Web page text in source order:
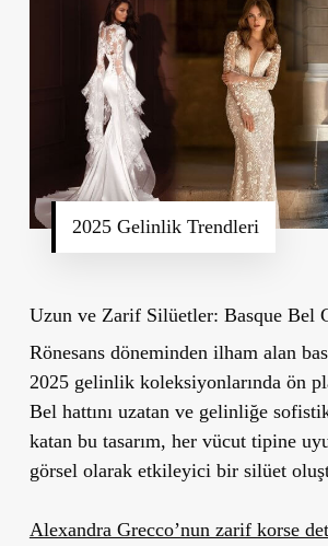
2025 Gelinlik Trendleri
Uzun ve Zarif Silüetler: Basque Bel
Rönesans döneminden ilham alan
2025 gelinlik koleksiyonlarında ön
Bel hattını uzatan ve gelinliğe
katan bu tasarım, her vücut tipine
görsel olarak etkileyici bir silüet
Alexandra Grecco’nun zarif korse